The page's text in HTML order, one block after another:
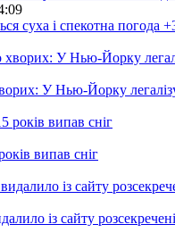
суха і спекотна погода
У Нью-Йорку
випав сніг
із сайту